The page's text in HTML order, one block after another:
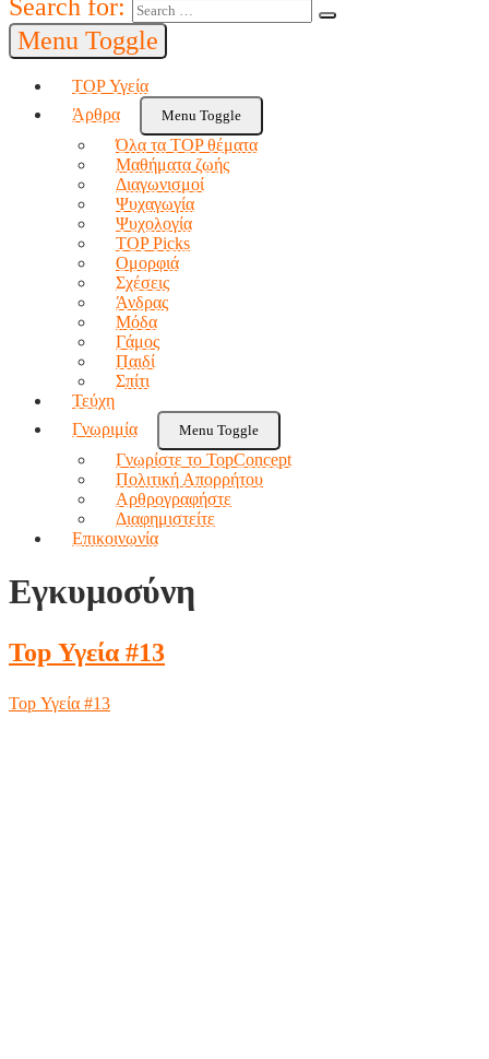
Search for:
Menu Toggle
TOP Υγεία
Άρθρα
Menu Toggle
Όλα τα TOP θέματα
Μαθήματα ζωής
Διαγωνισμοί
Ψυχαγωγία
Ψυχολογία
TOP Picks
Ομορφιά
Σχέσεις
Άνδρας
Μόδα
Γάμος
Παιδί
Σπίτι
Τεύχη
Γνωριμία
Menu Toggle
Γνωρίστε το TopConcept
Πολιτική Απορρήτου
Αρθρογραφήστε
Διαφημιστείτε
Επικοινωνία
Εγκυμοσύνη
Top Υγεία #13
Top Υγεία #13